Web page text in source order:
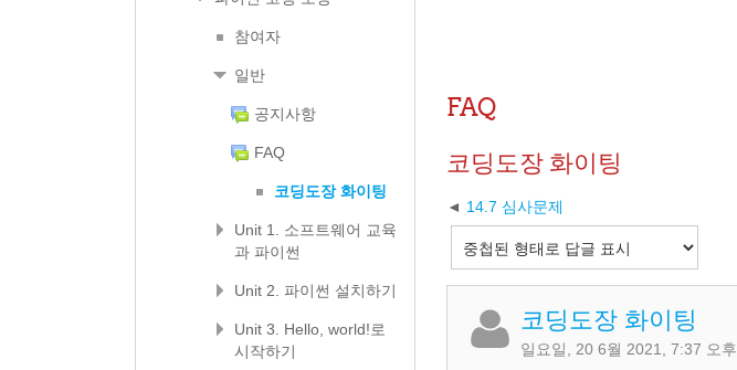
FAQ
코딩도장 화이팅
14.7 심사문제
코딩도장 화이팅
일요일, 20 6월 2021, 7:37 오후
참여자
일반
공지사항
FAQ
코딩도장 화이팅
Unit 1. 소프트웨어 교육
과 파이썬
Unit 2. 파이썬 설치하기
Unit 3. Hello, world!로
시작하기